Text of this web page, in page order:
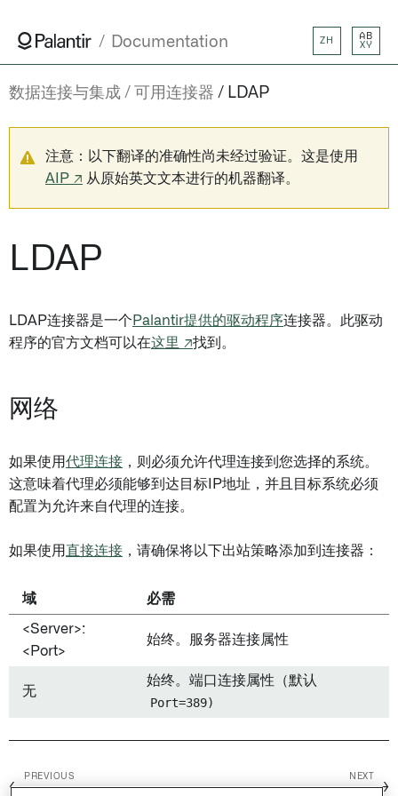
Documentation ZH
AB
XY
数据连接与集成 可用连接器 LDAP
注意：以下翻译的准确性尚未经过验证。这是使用
AIP ↗ 从原始英文文本进行的机器翻译。
LDAP
LDAP连接器是一个 Palantir提供的驱动程序连接器。此驱动
程序的官方文档可以在这里 ↗找到。
网络
如果使用代理连接 ，则必须允许代理连接到您选择的系统。
这意味着代理必须能够到达目标IP地址，并且目标系统必须
配置为允许来自代理的连接。
如果使用 直接连接 ，请确保将以下出站策略添加到连接器：
域 必需
<Server>:
<Port>
始终。服务器连接属性
无
始终。端口连接属性（默认
Port=389)
←
PREVIOUS NEXT
→